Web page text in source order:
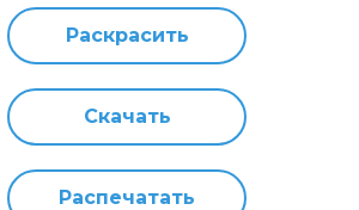
Раскрасить
Скачать
Распечатать